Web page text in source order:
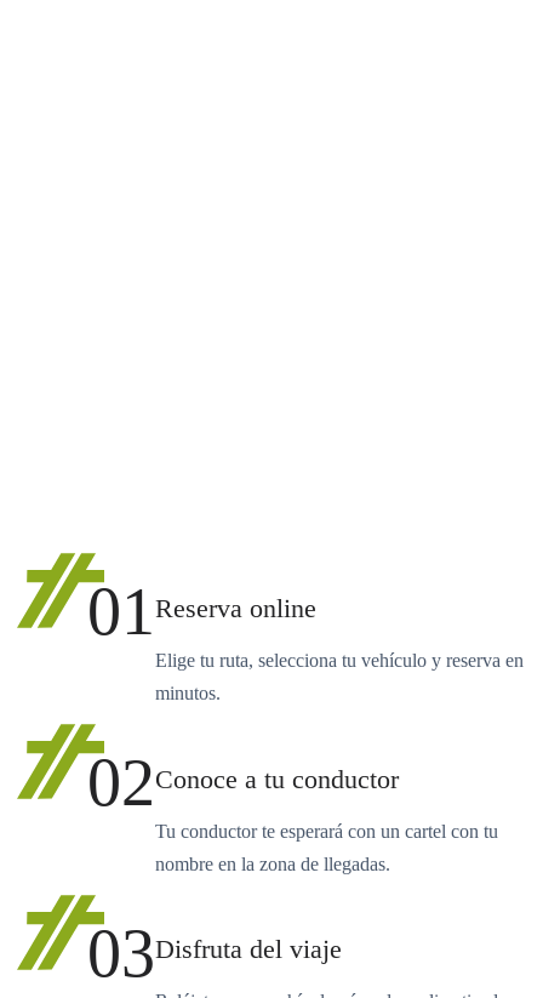
01Reserva online
Elige tu ruta, selecciona tu vehículo y reserva en
minutos.
02Conoce a tu conductor
Tu conductor te esperará con un cartel con tu
nombre en la zona de llegadas.
03Disfruta del viaje